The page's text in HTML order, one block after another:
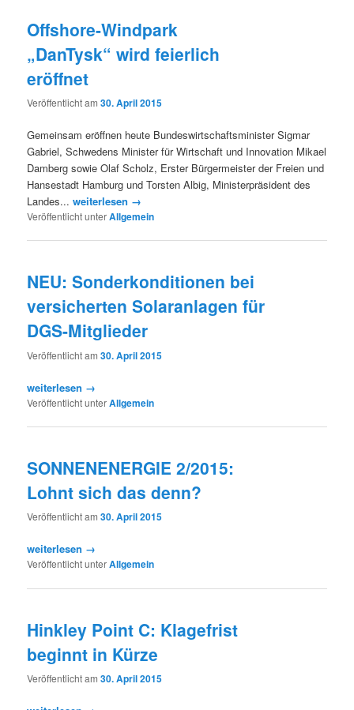
Offshore-Windpark
„DanTysk“ wird feierlich
eröffnet
Veröffentlicht am30. April 2015
Gemeinsam eröffnen heute Bundeswirtschaftsminister Sigmar
Gabriel, Schwedens Minister für Wirtschaft und Innovation Mikael
Damberg sowie Olaf Scholz, Erster Bürgermeister der Freien und
Hansestadt Hamburg und Torsten Albig, Ministerpräsident des
Landes...weiterlesen →
Veröffentlicht unterAllgemein
NEU: Sonderkonditionen bei
versicherten Solaranlagen für
DGS-Mitglieder
Veröffentlicht am30. April 2015
weiterlesen →
Veröffentlicht unterAllgemein
SONNENENERGIE 2/2015:
Lohnt sich das denn?
Veröffentlicht am30. April 2015
weiterlesen →
Veröffentlicht unterAllgemein
Hinkley Point C: Klagefrist
beginnt in Kürze
Veröffentlicht am30. April 2015